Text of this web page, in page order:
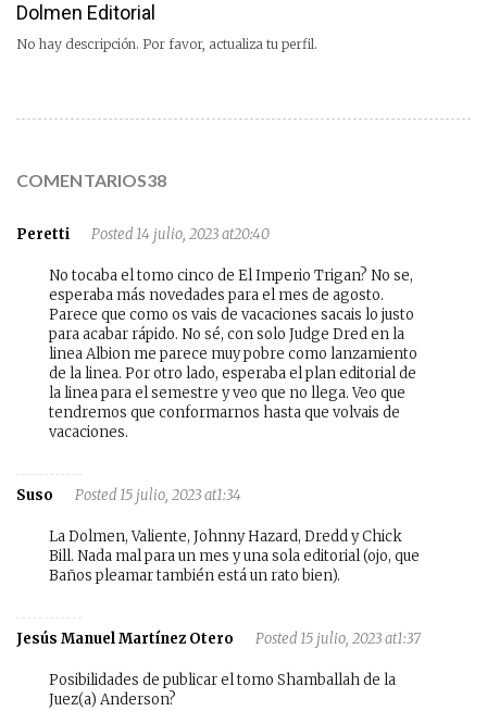
Dolmen Editorial
No hay descripción. Por favor, actualiza tu perfil.
COMENTARIOS38
Peretti Posted 14 julio, 2023 at20:40
No tocaba el tomo cinco de El Imperio Trigan? No se,
esperaba más novedades para el mes de agosto.
Parece que como os vais de vacaciones sacais lo justo
para acabar rápido. No sé, con solo Judge Dred en la
linea Albion me parece muy pobre como lanzamiento
de la linea. Por otro lado, esperaba el plan editorial de
la linea para el semestre y veo que no llega. Veo que
tendremos que conformarnos hasta que volvais de
vacaciones.
Suso Posted 15 julio, 2023 at1:34
La Dolmen, Valiente, Johnny Hazard, Dredd y Chick
Bill. Nada mal para un mes y una sola editorial (ojo, que
Baños pleamar también está un rato bien).
Jesús Manuel Martínez Otero Posted 15 julio, 2023 at1:37
Posibilidades de publicar el tomo Shamballah de la
Juez(a) Anderson?